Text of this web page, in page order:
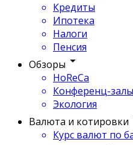
Кредиты
Ипотека
Налоги
Пенсия
Обзоры
HoReCa
Конференц-залы
Экология
Валюта и котировки
Курс валют по